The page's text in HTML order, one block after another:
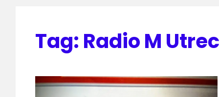
Tag: Radio M